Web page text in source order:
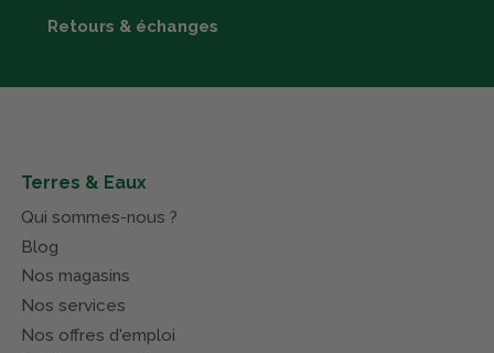
Retours & échanges
Terres & Eaux
Qui sommes-nous ?
Blog
Nos magasins
Nos services
Nos offres d'emploi